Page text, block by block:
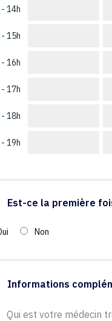
14h
15h
16h
17h
18h
19h
Est-ce la première
Non
Informations
Qui est votre médecin